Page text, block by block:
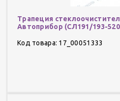
Трапеция
Автоприбор (СЛ191/193-
Код товара: 17_00051333